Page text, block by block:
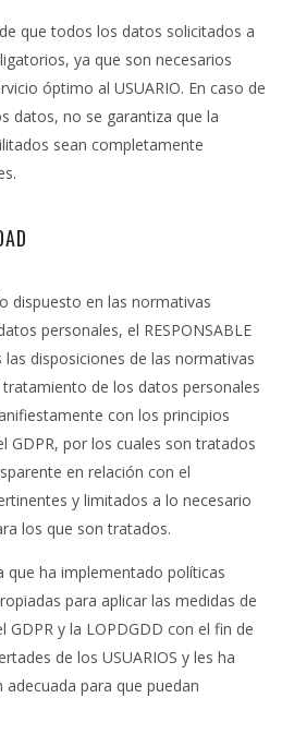
que todos los datos solicitados a
ya que son necesarios
óptimo al USUARIO. En caso de
datos, no se garantiza que la
sean completamente
dispuesto en las normativas
personales, el RESPONSABLE
disposiciones de las normativas
tratamiento de los datos personales
con los principios
GDPR, por los cuales son tratados
en relación con el
y limitados a lo necesario
los que son tratados.
que ha implementado políticas
para aplicar las medidas de
GDPR y la LOPDGDD con el fin de
de los USUARIOS y les ha
para que puedan